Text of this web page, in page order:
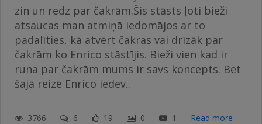
zin un redz par čakrām.Šis stāsts ļoti bieži
atsaucas man atmiņā iedomājos ar to
padalīties, kā atvērt čakras vai drīzāk par
čakrām ko Enrico stāstījis. Bieži vien kad ir
runa par čakrām mums ir savs koncepts. Bet
šajā reizē Enrico iedev..
3766 6 19 0 1 Read more